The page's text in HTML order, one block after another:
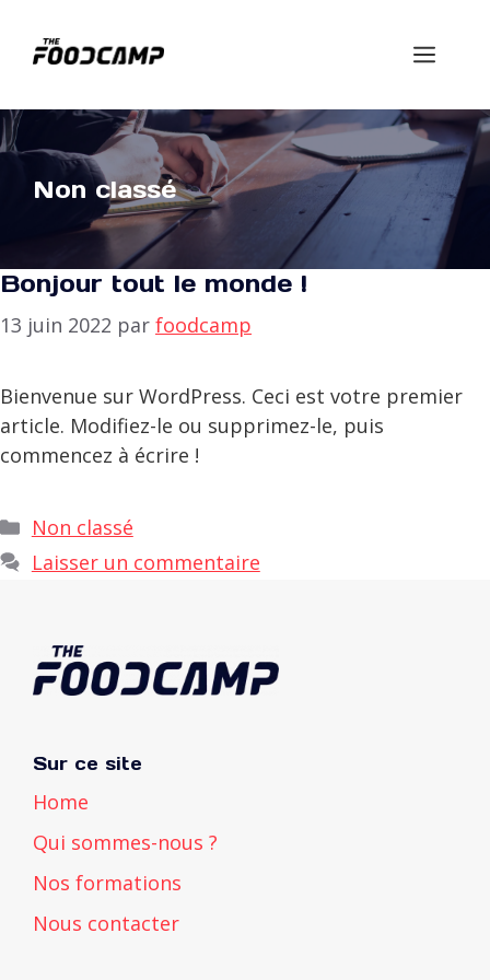
contenu
Non classé
Bonjour tout le monde !
13 juin 2022 par foodcamp
Bienvenue sur WordPress. Ceci est votre premier
article. Modifiez-le ou supprimez-le, puis
commencez à écrire !
Catégories
Non classé
Laisser un commentaire
Sur ce site
Home
Qui sommes-nous ?
Nos formations
Nous contacter